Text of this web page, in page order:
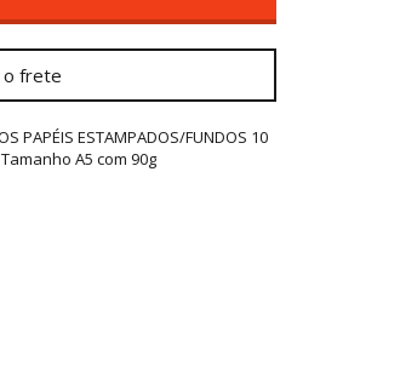
o frete
PAPÉIS ESTAMPADOS/FUNDOS 10
A5 com 90g